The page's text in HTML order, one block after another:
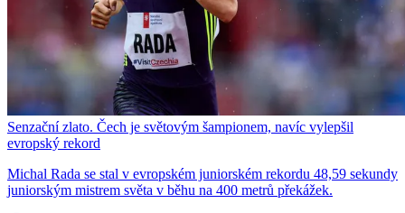
Senzační zlato. Čech je světovým šampionem, navíc vylepšil
evropský rekord
Michal Rada se stal v evropském juniorském rekordu 48,59 sekundy
juniorským mistrem světa v běhu na 400 metrů překážek.